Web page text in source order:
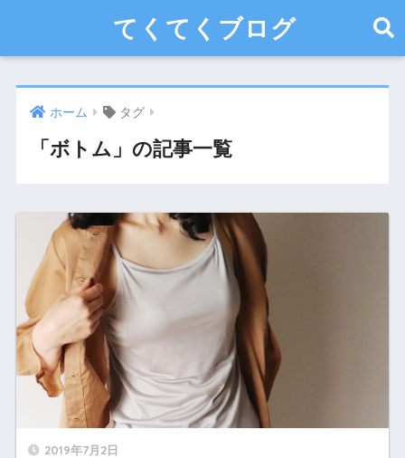
てくてくブログ
ホーム タグ
「ボトム」の記事一覧
2019年7月2日